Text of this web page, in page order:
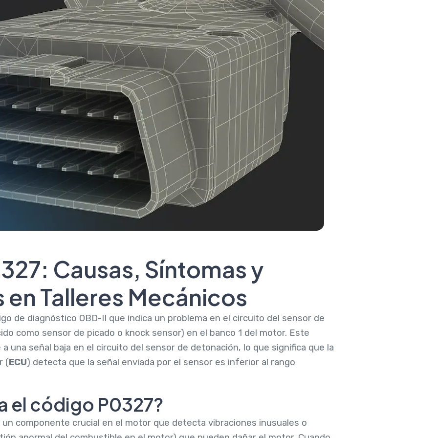
Causas, Síntomas y
Talleres Mecánicos
de diagnóstico OBD-II que indica un problema en el circuito del sensor de
como sensor de picado o knock sensor) en el banco 1 del motor. Este
una señal baja en el circuito del sensor de detonación, lo que significa que la
(ECU) detecta que la señal enviada por el sensor es inferior al rango
el código P0327?
componente crucial en el motor que detecta vibraciones inusuales o